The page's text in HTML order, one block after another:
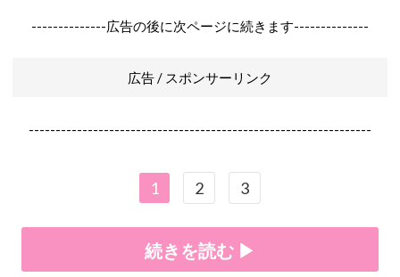
--------------広告の後に次ページに続きます--------------
広告 / スポンサーリンク
----------------------------------------------------------------
1 2 3
続きを読む ▶